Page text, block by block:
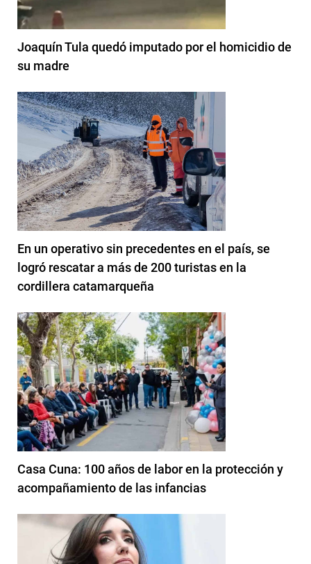
Joaquín Tula quedó imputado por el homicidio de
su madre
En un operativo sin precedentes en el país, se
logró rescatar a más de 200 turistas en la
cordillera catamarqueña
Casa Cuna: 100 años de labor en la protección y
acompañamiento de las infancias